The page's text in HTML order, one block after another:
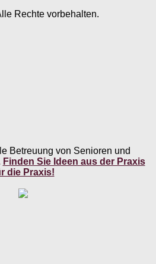
Rechte vorbehalten.
Betreuung von Senioren und
Finden Sie Ideen aus der Praxis
die Praxis!